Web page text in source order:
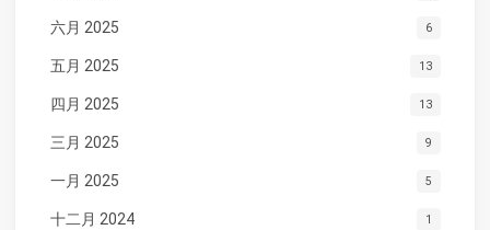
六月 2025 6
五月 2025 13
四月 2025 13
三月 2025 9
一月 2025 5
十二月 2024 1